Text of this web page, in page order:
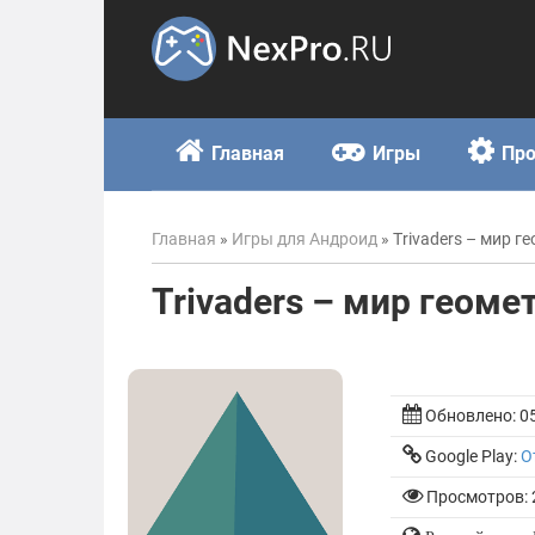
Главная Игры
Главная » Игры для Андроид » Trivaders – мир
Trivaders – мир
Обновлено:
Google Play:
Просмотров: